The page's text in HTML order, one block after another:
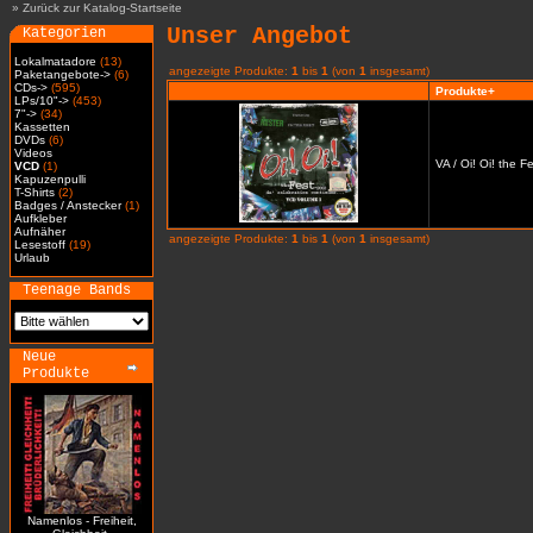
» Zurück zur Katalog-Startseite
Kategorien
Lokalmatadore (13)
Paketangebote-> (6)
CDs-> (595)
LPs/10"-> (453)
7"-> (34)
Kassetten
DVDs (6)
Videos
VCD (1)
Kapuzenpulli
T-Shirts (2)
Badges / Anstecker(1)
Aufkleber
Aufnäher
Lesestoff (19)
Urlaub
Teenage Bands
Neue
Produkte
Namenlos - Freiheit,
Unser Angebot
angezeigte Produkte: 1 bis 1 (von 1 insgesamt)
Produkte+
VA / Oi! Oi! the
angezeigte Produkte: 1 bis 1 (von 1 insgesamt)